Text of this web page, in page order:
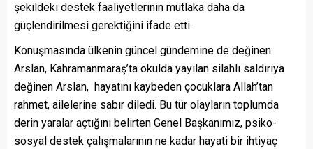
şekildeki destek faaliyetlerinin mutlaka daha da
güçlendirilmesi gerektiğini ifade etti.
Konuşmasında ülkenin güncel gündemine de değinen
Arslan, Kahramanmaraş’ta okulda yayılan silahlı saldırıya
değinen Arslan, hayatını kaybeden çocuklara Allah’tan
rahmet, ailelerine sabır diledi. Bu tür olayların toplumda
derin yaralar açtığını belirten Genel Başkanımız, psiko-
sosyal destek çalışmalarının ne kadar hayati bir ihtiyaç